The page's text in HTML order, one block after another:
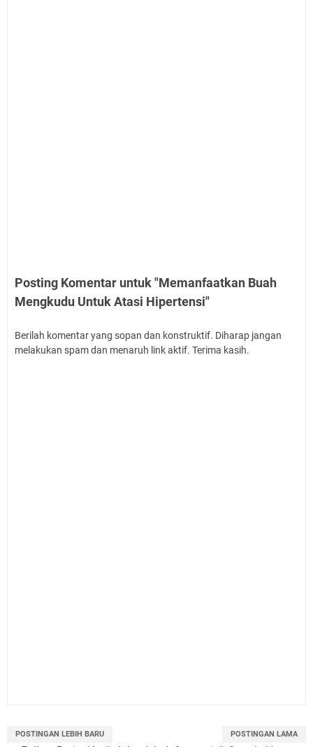
Posting Komentar untuk "Memanfaatkan Buah
Mengkudu Untuk Atasi Hipertensi"
Berilah komentar yang sopan dan konstruktif. Diharap jangan
melakukan spam dan menaruh link aktif. Terima kasih.
POSTINGAN LEBIH BARU POSTINGAN LAMA